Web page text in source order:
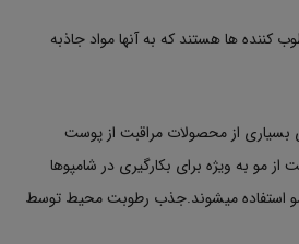
کننده ها هستند که به آنها مواد جاذبه
بسیاری از محصولات مراقبت از پوست
مو به ویژه برای بکارگیری در شامپوها
استفاده میشوند.جذب رطوبت محیط توسط